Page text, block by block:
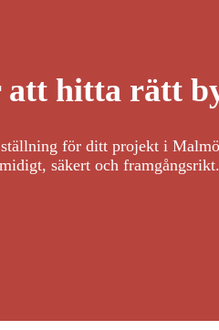
att hitta rätt
för ditt projekt i
säkert och framgångsrikt.